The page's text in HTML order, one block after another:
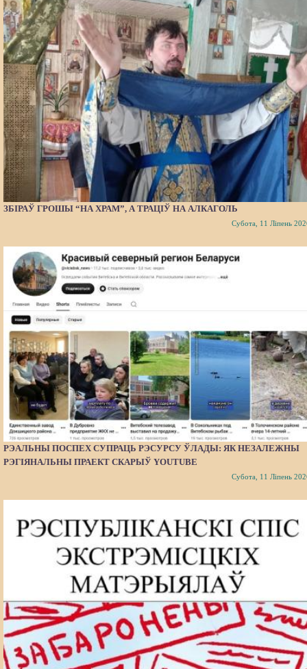
ЗБІРАЎ ГРОШЫ “НА ХРАМ”, А ТРАЦІЎ НА АЛКАГОЛЬ
Субота, 11 Ліпень
РЭАЛЬНЫ ПОСПЕХ СУПРАЦЬ РЭСУРСУ ЎЛАДЫ: ЯК НЕЗАЛЕЖНЫ
РЭГІЯНАЛЬНЫ ПРАЕКТ СКАРЫЎ YOUTUBE
Субота, 11 Ліпень